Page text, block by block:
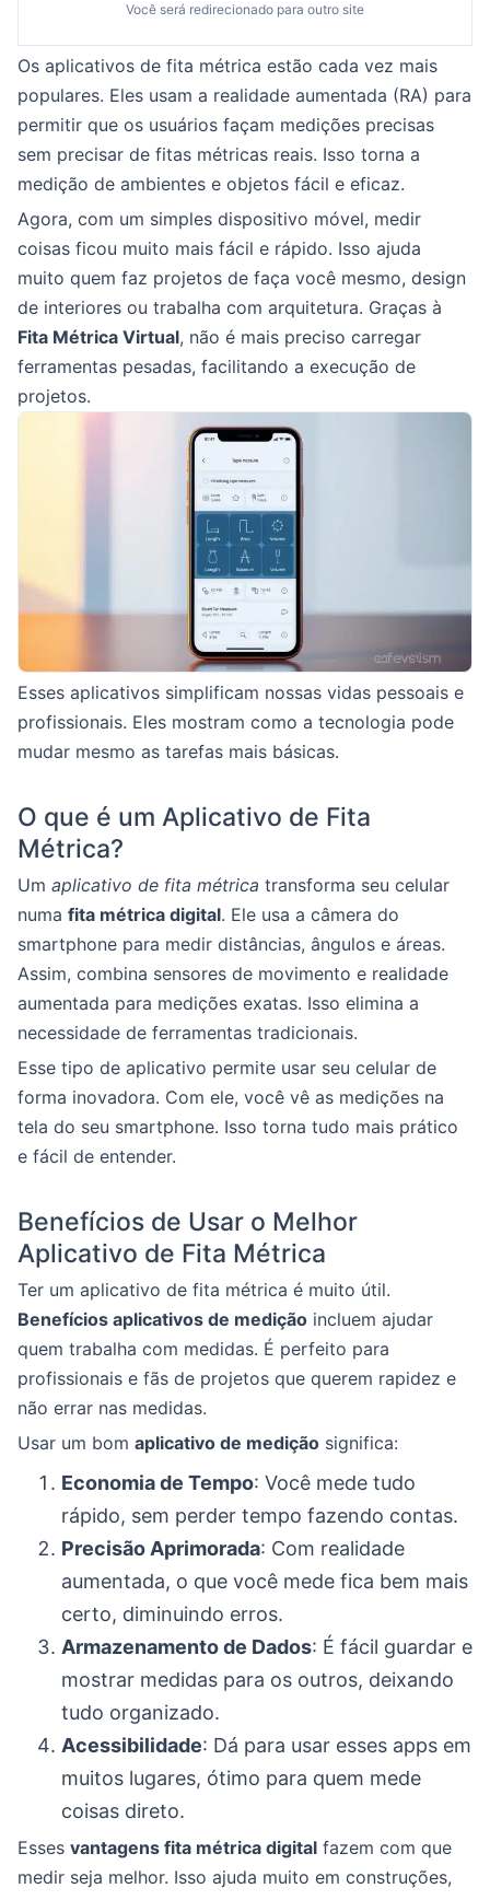
Você será redirecionado para outro site
Os aplicativos de fita métrica estão cada vez mais
populares. Eles usam a realidade aumentada (RA) para
permitir que os usuários façam medições precisas
sem precisar de fitas métricas reais. Isso torna a
medição de ambientes e objetos fácil e eficaz.
Agora, com um simples dispositivo móvel, medir
coisas ficou muito mais fácil e rápido. Isso ajuda
muito quem faz projetos de faça você mesmo, design
de interiores ou trabalha com arquitetura. Graças à
Fita Métrica Virtual, não é mais preciso carregar
ferramentas pesadas, facilitando a execução de
projetos.
Esses aplicativos simplificam nossas vidas pessoais e
profissionais. Eles mostram como a tecnologia pode
mudar mesmo as tarefas mais básicas.
O que é um Aplicativo de Fita
Métrica?
Um aplicativo de fita métrica transforma seu celular
numa fita métrica digital. Ele usa a câmera do
smartphone para medir distâncias, ângulos e áreas.
Assim, combina sensores de movimento e realidade
aumentada para medições exatas. Isso elimina a
necessidade de ferramentas tradicionais.
Esse tipo de aplicativo permite usar seu celular de
forma inovadora. Com ele, você vê as medições na
tela do seu smartphone. Isso torna tudo mais prático
e fácil de entender.
Benefícios de Usar o Melhor
Aplicativo de Fita Métrica
Ter um aplicativo de fita métrica é muito útil.
Benefícios aplicativos de medição incluem ajudar
quem trabalha com medidas. É perfeito para
profissionais e fãs de projetos que querem rapidez e
não errar nas medidas.
Usar um bom aplicativo de medição significa:
Economia de Tempo: Você mede tudo
rápido, sem perder tempo fazendo contas.
Precisão Aprimorada: Com realidade
aumentada, o que você mede fica bem mais
certo, diminuindo erros.
Armazenamento de Dados: É fácil guardar e
mostrar medidas para os outros, deixando
tudo organizado.
Acessibilidade: Dá para usar esses apps em
muitos lugares, ótimo para quem mede
coisas direto.
Esses vantagens fita métrica digital fazem com que
medir seja melhor. Isso ajuda muito em construções,